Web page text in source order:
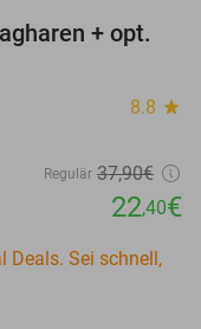
+ opt.
8.8 star
Regulär 37,90€
22,40€
Deals. Sei schnell,